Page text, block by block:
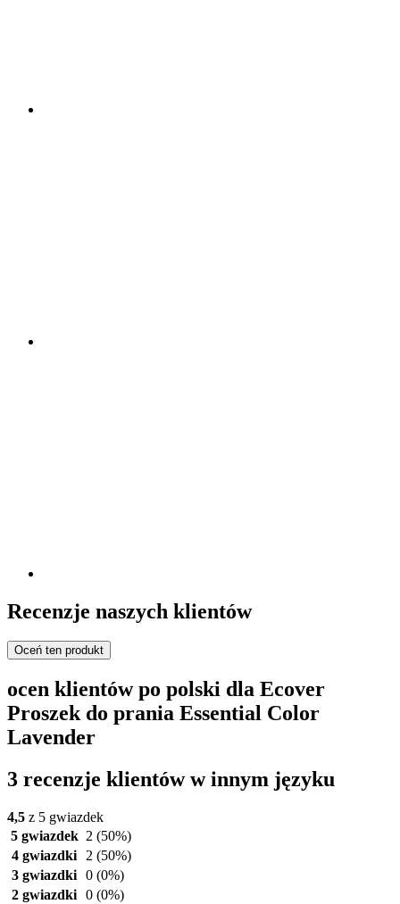
Recenzje naszych klientów
Oceń ten produkt
ocen klientów po polski dla Ecover
Proszek do prania Essential Color
Lavender
3 recenzje klientów w innym języku
4,5 z 5 gwiazdek
5 gwiazdek 2 (50%)
4 gwiazdki
2 (50%)
3 gwiazdki 0 (0%)
2 gwiazdki 0 (0%)